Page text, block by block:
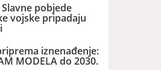
pobjede
vojske pripadaju
iznenađenje:
MODELA do 2030.